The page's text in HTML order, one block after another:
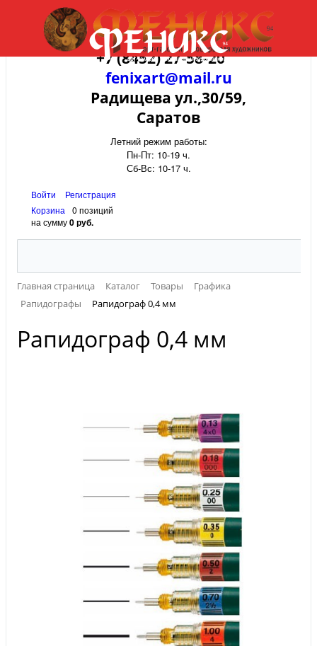
+7 (8452) 27-58-20
fenixart@mail.ru
Радищева ул.,30/59,
Саратов
Летний режим работы:
Пн-Пт: 10-19 ч.
Сб-Вс: 10-17 ч.
Войти
Регистрация
Корзина
0 позиций
на сумму0 руб.
Главная страница Каталог Товары
Графика
Рапидографы
Рапидограф 0,4 мм
Рапидограф 0,4 мм